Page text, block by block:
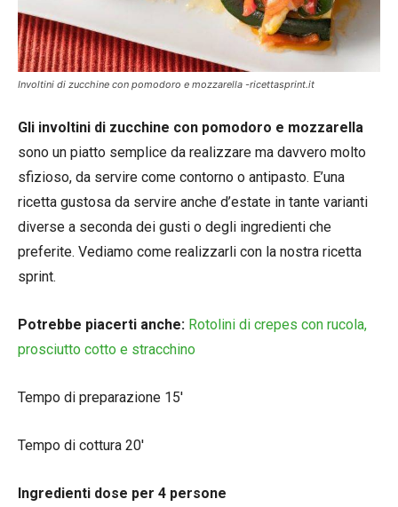
Involtini di zucchine con pomodoro e mozzarella -ricettasprint.it
Gli involtini di zucchine con pomodoro e mozzarella
sono un piatto semplice da realizzare ma davvero molto
sfizioso, da servire come contorno o antipasto. E’una
ricetta gustosa da servire anche d’estate in tante varianti
diverse a seconda dei gusti o degli ingredienti che
preferite. Vediamo come realizzarli con la nostra ricetta
sprint.
Potrebbe piacerti anche: Rotolini di crepes con rucola,
prosciutto cotto e stracchino
Tempo di preparazione 15′
Tempo di cottura 20′
Ingredienti dose per 4 persone